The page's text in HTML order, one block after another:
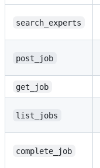
search_experts
post_job
get_job
list_jobs
complete_job